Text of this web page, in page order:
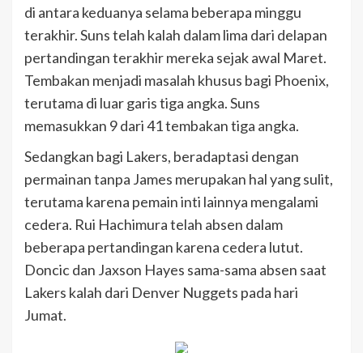
di antara keduanya selama beberapa minggu
terakhir. Suns telah kalah dalam lima dari delapan
pertandingan terakhir mereka sejak awal Maret.
Tembakan menjadi masalah khusus bagi Phoenix,
terutama di luar garis tiga angka. Suns
memasukkan 9 dari 41 tembakan tiga angka.
Sedangkan bagi Lakers, beradaptasi dengan
permainan tanpa James merupakan hal yang sulit,
terutama karena pemain inti lainnya mengalami
cedera. Rui Hachimura telah absen dalam
beberapa pertandingan karena cedera lutut.
Doncic dan Jaxson Hayes sama-sama absen saat
Lakers kalah dari Denver Nuggets pada hari
Jumat.